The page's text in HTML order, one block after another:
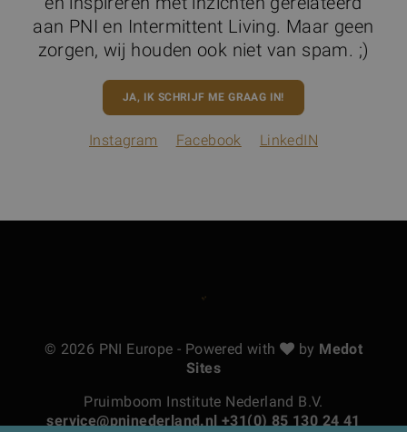
aan PNI en Intermittent Living. Maar geen
zorgen, wij houden ook niet van spam. ;)
JA, IK SCHRIJF ME GRAAG IN!
Instagram Facebook LinkedIN
© 2026 PNI Europe - Powered with by Medot
Sites
Pruimboom Institute Nederland B.V.
service@pninederland.nl +31(0) 85 130 24 41